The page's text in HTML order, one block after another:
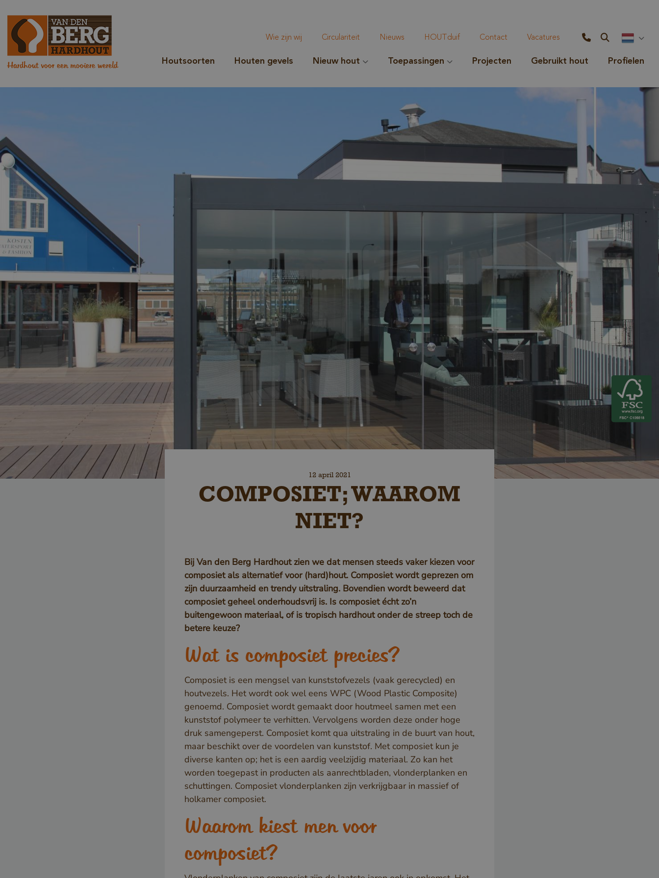
Hardhout voor een mooiere wereld
Wie zijn wij Circulariteit Nieuws HOUTduif Contact Vacatures
Houtsoorten Houten gevels Nieuw hout Toepassingen Projecten Gebruikt hout Profielen
12 april 2021
COMPOSIET; WAAROM
NIET?
Bij Van den Berg Hardhout zien we dat mensen steeds vaker kiezen voor
composiet als alternatief voor (hard)hout. Composiet wordt geprezen om
zijn duurzaamheid en trendy uitstraling. Bovendien wordt beweerd dat
composiet geheel onderhoudsvrij is. Is composiet écht zo’n
buitengewoon materiaal, of is tropisch hardhout onder de streep toch de
betere keuze?
Wat is composiet precies?
Composiet is een mengsel van kunststofvezels (vaak gerecycled) en
houtvezels. Het wordt ook wel eens WPC (Wood Plastic Composite)
genoemd. Composiet wordt gemaakt door houtmeel samen met een
kunststof polymeer te verhitten. Vervolgens worden deze onder hoge
druk samengeperst. Composiet komt qua uitstraling in de buurt van hout,
maar beschikt over de voordelen van kunststof. Met composiet kun je
diverse kanten op; het is een aardig veelzijdig materiaal. Zo kan het
worden toegepast in producten als aanrechtbladen, vlonderplanken en
schuttingen. Composiet vlonderplanken zijn verkrijgbaar in massief of
holkamer composiet.
Waarom kiest men voor
composiet?